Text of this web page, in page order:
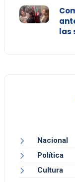
las
Nacional
Política
Cultura